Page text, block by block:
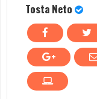
Tosta Neto